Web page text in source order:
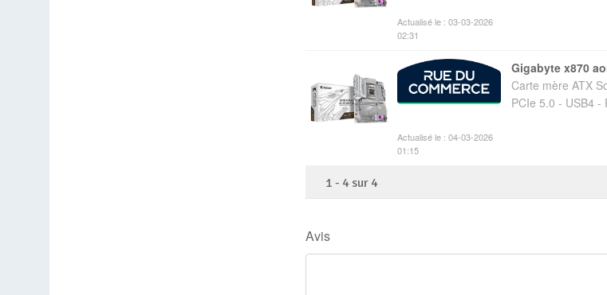
Actualisé le : 03-03-2026
02:31
Actualisé le : 04-03-2026
01:15
gigabyte x870
Carte mère ATX
PCIe 5.0 - USB4 -
1 - 4 sur 4
Avis